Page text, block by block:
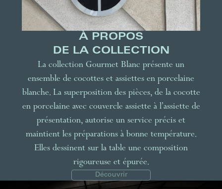
À PROPOS
DE LA COLLECTION
La collection Gourmet Blanc présente un
ensemble de cocottes et assiettes en porcelaine
blanche. La superposition des pièces, de la cocotte
en porcelaine avec couvercle assiette à l’assiette de
présentation, autorise un service précis et
maintient les préparations à bonne température.
Elles dessinent sur la table une composition
rigoureuse et épurée.
Découvrir